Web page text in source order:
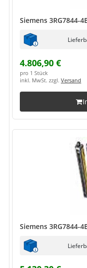
Siemens 3RG7844-
4.806,90 €
pro 1 Stück
inkl. MwSt. zzgl. Versand
Siemens 3RG7844-